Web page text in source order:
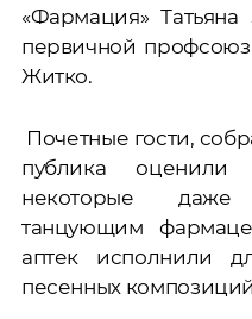
«Фармация» Татьяна
первичной
Житко.
Почетные гости,
публика оценили
некоторые
танцующим
аптек исполнили
песенных